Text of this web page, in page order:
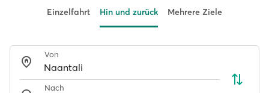
Einzelfahrt Hin und zurück Mehrere Ziele
Von
Nach